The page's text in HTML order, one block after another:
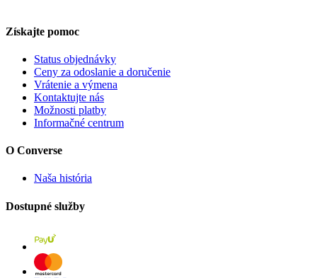
Získajte pomoc
Status objednávky
Ceny za odoslanie a doručenie
Vrátenie a výmena
Kontaktujte nás
Možnosti platby
Informačné centrum
O Converse
Naša história
Dostupné služby